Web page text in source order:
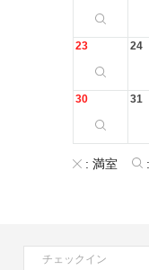
23 24
30 31
: 満室 :
チェックイン